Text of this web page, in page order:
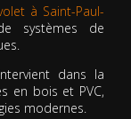
à Saint-Paul-
systèmes de
dans la
en bois et PVC,
modernes.